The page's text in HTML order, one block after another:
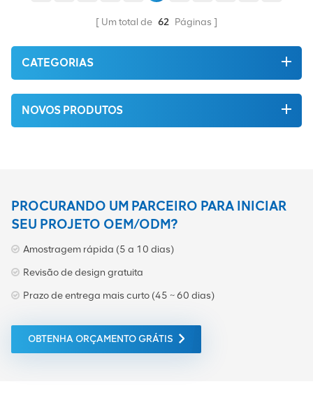
ambiental. Tudo isso é
fornecido com o melhor
preço possível, e uma
nosso portfólio de hardware
Siemens, Nortel, Ericsson,
Alcatel, Lucent, etc. Temos
muito estoque, muito
com os clientes.
Um total de 62 Páginas
CATEGORIAS
NOVOS PRODUTOS
PROCURANDO UM PARCEIRO PARA INICIAR
SEU PROJETO OEM/ODM?
Amostragem rápida (5 a 10 dias)
Revisão de design gratuita
Prazo de entrega mais curto (45 ~ 60 dias)
OBTENHA ORÇAMENTO GRÁTIS